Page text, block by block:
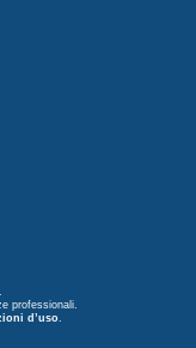
professionali.
d’uso.